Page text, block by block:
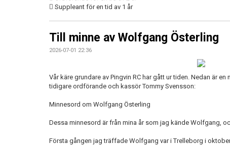
 Suppleant för en tid av 1 år
Till minne av Wolfgang Österling
2026-07-01 22:36
Vår käre grundare av Pingvin RC har gått ur tiden. Nedan är
tidigare ordförande och kassör Tommy Svensson:
Minnesord om Wolfgang Österling
Dessa minnesord är från mina år som jag kände Wolfgang,
Första gången jag träffade Wolfgang var i Trelleborg i